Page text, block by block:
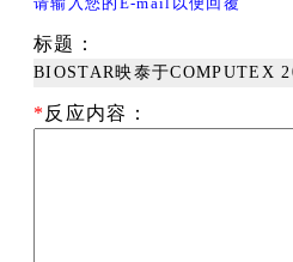
标题：
BIOSTAR映泰于COMPUTEX
* 反应内容：